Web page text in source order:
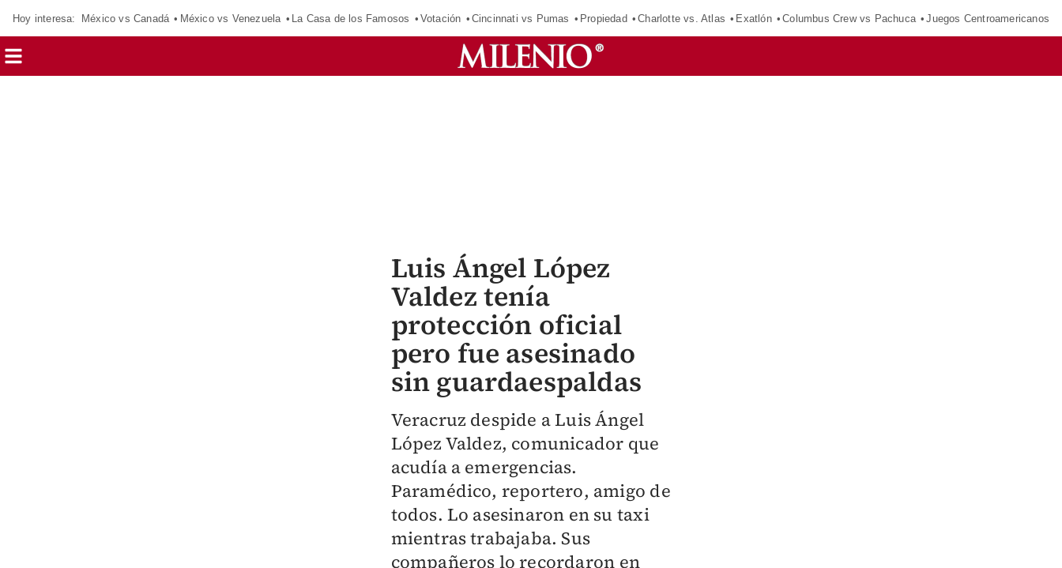
Hoy interesa: México vs Canadá México vs Venezuela La Casa de los Famosos Votación Cincinnati vs Pumas Propiedad Charlotte vs. Atlas Exatlón Columbus Crew vs Pachuca Juegos Centroamericanos
Luis Ángel López
Valdez tenía
protección oficial
pero fue asesinado
sin guardaespaldas
Veracruz despide a Luis Ángel
López Valdez, comunicador que
acudía a emergencias.
Paramédico, reportero, amigo de
todos. Lo asesinaron en su taxi
mientras trabajaba. Sus
compañeros lo recordaron en